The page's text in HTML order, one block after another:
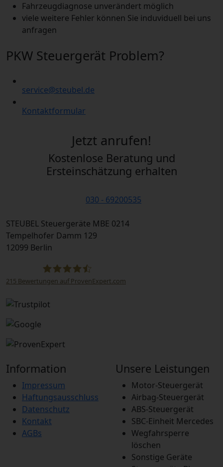
Fahrzeugdiagnose unverändert möglich
viele weitere Fehler können Sie induviduell bei uns
anfragen
PKW Steuergerät Problem?
service@steubel.de
Kontaktformular
Jetzt anrufen!
Kostenlose Beratung und
Ersteinschätzung erhalten
030 - 69200535
STEUBEL Steuergeräte MBE 0214
Tempelhofer Damm 129
12099 Berlin
215 Bewertungen auf ProvenExpert.com
Information
Impressum
Haftungsausschluss
Datenschutz
Kontakt
AGBs
Unsere Leistungen
Motor-Steuergerät
Airbag-Steuergerät
ABS-Steuergerät
SBC-Einheit Mercedes
Wegfahrsperre
löschen
Sonstige Geräte